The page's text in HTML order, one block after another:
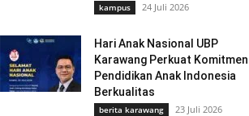
kampus 24 Juli 2026
Hari Anak Nasional UBP
Karawang Perkuat Komitmen
Pendidikan Anak Indonesia
Berkualitas
berita karawang 23 Juli 2026